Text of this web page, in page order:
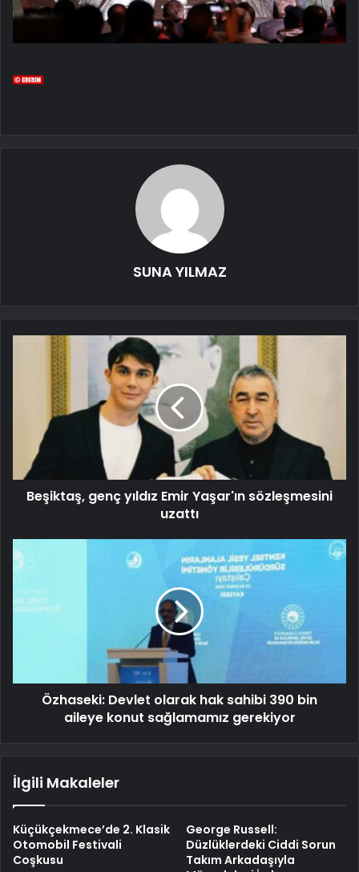
SUNA YILMAZ
Beşiktaş, genç yıldız Emir Yaşar'ın sözleşmesini
uzattı
Özhaseki: Devlet olarak hak sahibi 390 bin
aileye konut sağlamamız gerekiyor
İlgili Makaleler
Küçükçekmece’de 2. Klasik
Otomobil Festivali
Coşkusu
George Russell:
Düzlüklerdeki Ciddi Sorun
Takım Arkadaşıyla